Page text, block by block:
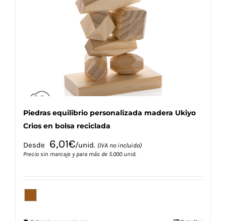
se
pueden
elegir
en
la
página
de
producto
Piedras equilibrio personalizada madera Ukiyo
Crios en bolsa reciclada
Desde 6,01€/unid. (IVA no incluido)
Precio sin marcaje y para más de 5.000 unid.